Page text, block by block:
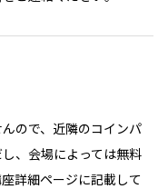
ので、近隣のコインパ
、会場によっては無料
詳細ページに記載して